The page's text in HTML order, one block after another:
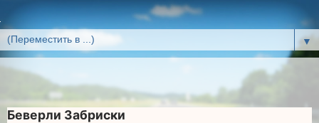
▼
Беверли Забриски